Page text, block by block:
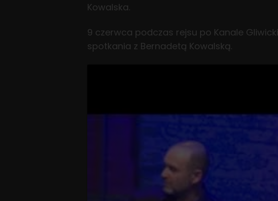
Kowalska.
9 czerwca podczas rejsu po Kanale
spotkania z Bernadetą Kowalską.